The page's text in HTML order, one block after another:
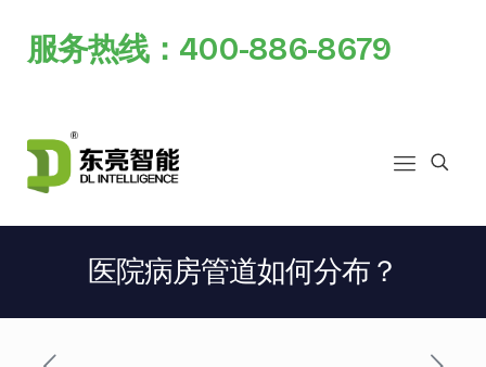
服务热线：400-886-8679
医院病房管道如何分布？